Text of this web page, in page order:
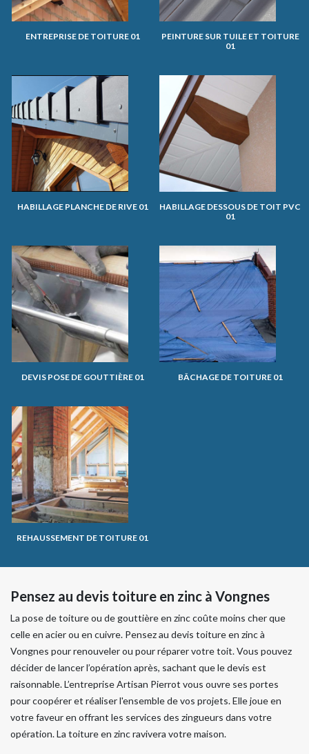
ENTREPRISE DE TOITURE 01
PEINTURE SUR TUILE ET TOITURE
01
HABILLAGE PLANCHE DE RIVE 01
HABILLAGE DESSOUS DE TOIT PVC
01
DEVIS POSE DE GOUTTIÈRE 01 BÂCHAGE DE TOITURE 01
REHAUSSEMENT DE TOITURE 01
Pensez au devis toiture en zinc à Vongnes
La pose de toiture ou de gouttière en zinc coûte moins cher que
celle en acier ou en cuivre. Pensez au devis toiture en zinc à
Vongnes pour renouveler ou pour réparer votre toit. Vous pouvez
décider de lancer l’opération après, sachant que le devis est
raisonnable. L’entreprise Artisan Pierrot vous ouvre ses portes
pour coopérer et réaliser l'ensemble de vos projets. Elle joue en
votre faveur en offrant les services des zingueurs dans votre
opération. La toiture en zinc ravivera votre maison.